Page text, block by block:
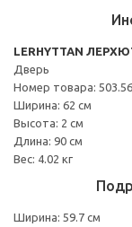
LERHYTTAN
Дверь
Номер товара:
Ширина: 62 см
Высота: 2 см
Длина: 90 см
Вес: 4.02 кг
Ширина: 59.7 см